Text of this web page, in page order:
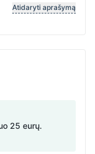
Atidaryti aprašymą
25 eurų.